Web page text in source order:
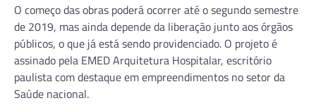
O começo das obras poderá ocorrer até o segundo semestre
de 2019, mas ainda depende da liberação junto aos órgãos
públicos, o que já está sendo providenciado. O projeto é
assinado pela EMED Arquitetura Hospitalar, escritório
paulista com destaque em empreendimentos no setor da
Saúde nacional.